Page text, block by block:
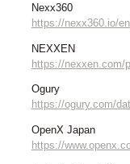
Nexx360
https://nexx360.io/
NEXXEN
https://nexxen.com/
Ogury
https://ogury.com/
OpenX Japan
https://